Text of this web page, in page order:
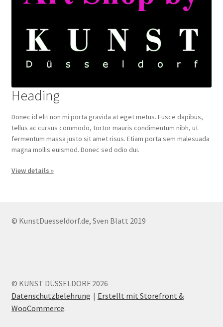
Heading
Donec id elit non mi porta gravida at eget metus. Fusce dapibus,
tellus ac cursus commodo, tortor mauris condimentum nibh, ut
fermentum massa justo sit amet risus. Etiam porta sem malesuada
magna mollis euismod. Donec sed odio dui.
View details »
© KunstDuesseldorf.de, Sven Blatt 2019
© KUNST DÜSSELDORF 2026
Datenschutzbelehrung
Erstellt mit Storefront &
WooCommerce.